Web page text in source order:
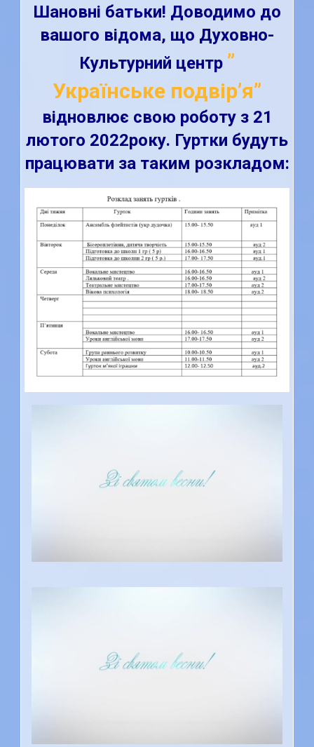
Шановні батьки! Доводимо до
вашого відома, що Духовно-
Культурний центр ”
Українське подвір’я”
відновлює свою роботу з 21
лютого 2022року. Гуртки будуть
працювати за таким розкладом: